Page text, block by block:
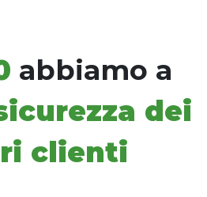
abbiamo a
dei
clienti